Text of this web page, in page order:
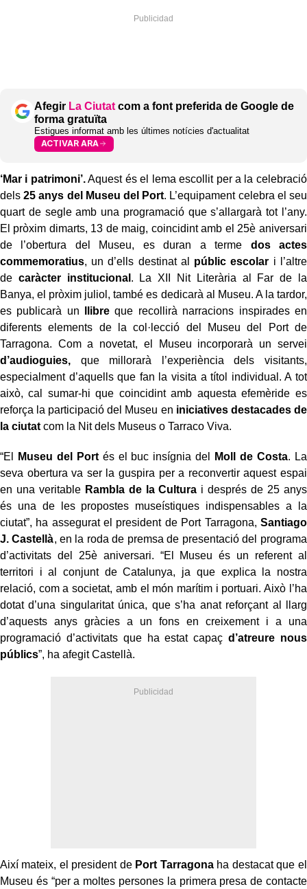
Afegir La Ciutat com a font preferida de Google de
forma gratuïta
Estigues informat amb les últimes notícies d'actualitat
ACTIVAR ARA
‘Mar i patrimoni’.Aquest és el lema escollit per a la celebració
dels 25 anys del Museu del Port. L’equipament celebra el seu
quart de segle amb una programació que s’allargarà tot l’any.
El pròxim dimarts, 13 de maig, coincidint amb el 25è aniversari
de l’obertura del Museu, es duran a terme dos actes
commemoratius, un d’ells destinat al públic escolar i l’altre
de caràcter institucional . La XII Nit Literària al Far de la
Banya, el pròxim juliol, també es dedicarà al Museu. A la tardor,
es publicarà un
llibre que recollirà narracions inspirades en
diferents elements de la col·lecció del Museu del Port de
Tarragona. Com a novetat, el Museu incorporarà un servei
d’audioguies, que millorarà l’experiència dels visitants,
especialment d’aquells que fan la visita a títol individual. A tot
això, cal sumar-hi que coincidint amb aquesta efemèride es
reforça la participació del Museu en iniciatives destacades de
la ciutat com la Nit dels Museus o Tarraco Viva.
“El Museu del Portés el buc insígnia del Moll de Costa. La
seva obertura va ser la guspira per a reconvertir aquest espai
en una veritableRambla de la Cultura i després de 25 anys
és una de les propostes museístiques indispensables a la
ciutat”, ha assegurat el president de Port Tarragona, Santiago
J. Castellà, en la roda de premsa de presentació del programa
d’activitats del 25è aniversari. “El Museu és un referent al
territori i al conjunt de Catalunya, ja que explica la nostra
relació, com a societat, amb el món marítim i portuari. Això l’ha
dotat d’una singularitat única, que s’ha anat reforçant al llarg
d’aquests anys gràcies a un fons en creixement i a una
programació d’activitats que ha estat capaçd’atreure nous
públics”, ha afegit Castellà.
Així mateix, el president de Port Tarragonaha destacat que el
Museu és “per a moltes persones la primera presa de contacte